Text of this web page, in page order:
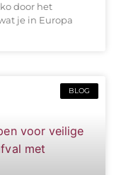
door het
je in Europa
BLOG